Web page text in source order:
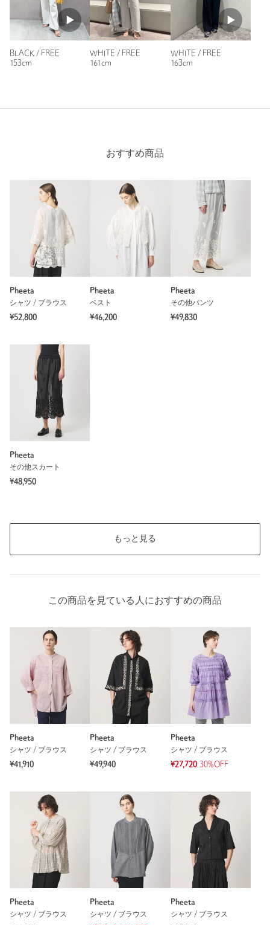
155cm
普段の着用サイズ：XL～
参考になった
※レビューは、個人の主観による感想・体感によるもので、商品の効果や性
もっと見る
BLACK / FREE
153cm
WHITE / FREE
161cm
WHITE / FREE
163cm
おすすめ商品
Pheeta
シャツ / ブラウス
¥52,800
Pheeta
ベスト
¥46,200
Pheeta
その他パンツ
¥49,830
Pheeta
その他スカート
¥48,950
もっと見る
この商品を見ている人におすすめの商品
Pheeta
シャツ / ブラウス
¥41,910
Pheeta
シャツ / ブラウス
¥49,940
Pheeta
シャツ / ブラウス
¥27,720 30%OFF
Pheeta
シャツ / ブラウス
Pheeta
シャツ / ブラウス
Pheeta
シャツ / ブラウス